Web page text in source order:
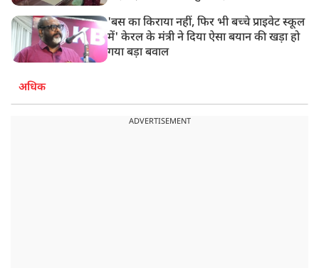
'बस का किराया नहीं, फिर भी बच्चे प्राइवेट स्कूल
में' केरल के मंत्री ने दिया ऐसा बयान की खड़ा हो
गया बड़ा बवाल
अधिक
ADVERTISEMENT